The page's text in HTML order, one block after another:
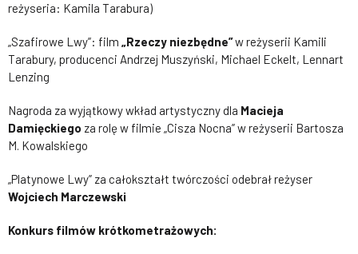
reżyseria: Kamila Tarabura)
„Szafirowe Lwy”: film „Rzeczy niezbędne”w reżyserii Kamili
Tarabury, producenci Andrzej Muszyński, Michael Eckelt, Lennart
Lenzing
Nagroda za wyjątkowy wkład artystyczny dla Macieja
Damięckiego za rolę w filmie „Cisza Nocna” w reżyserii Bartosza
M. Kowalskiego
„Platynowe Lwy” za całokształt twórczości odebrał reżyser
Wojciech Marczewski
Konkurs filmów krótkometrażowych: